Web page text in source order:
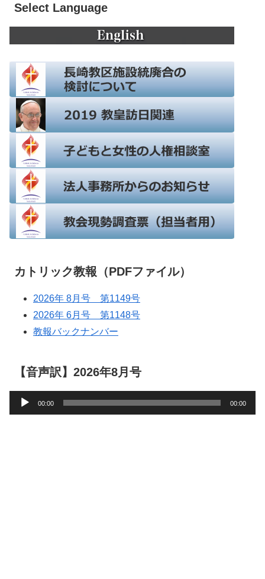
Select Language
カトリック教報（PDFファイル）
2026年 8月号 第1149号
2026年 6月号 第1148号
教報バックナンバー
【音声訳】2026年8月号
声
00:00 00:00